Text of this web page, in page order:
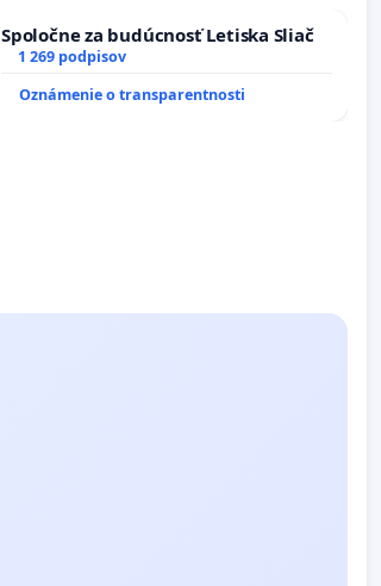
Spoločne za budúcnosť Letiska Sliač
1 269 podpisov
Oznámenie o transparentnosti